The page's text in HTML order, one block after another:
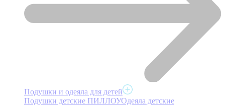
Подушки и одеяла для детей
Подушки детские ПИЛЛОУОдеяла детские